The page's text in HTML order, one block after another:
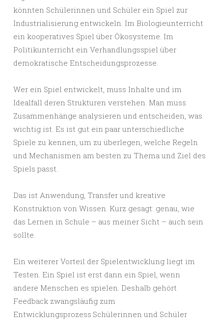
könnten Schülerinnen und Schüler ein Spiel zur
Industrialisierung entwickeln. Im Biologieunterricht
ein kooperatives Spiel über Ökosysteme. Im
Politikunterricht ein Verhandlungsspiel über
demokratische Entscheidungsprozesse.
Wer ein Spiel entwickelt, muss Inhalte und im
Idealfall deren Strukturen verstehen. Man muss
Zusammenhänge analysieren und entscheiden, was
wichtig ist. Es ist gut ein paar unterschiedliche
Spiele zu kennen, um zu überlegen, welche Regeln
und Mechanismen am besten zu Thema und Ziel des
Spiels passt.
Das ist Anwendung, Transfer und kreative
Konstruktion von Wissen. Kurz gesagt: genau, wie
das Lernen in Schule – aus meiner Sicht – auch sein
sollte.
Ein weiterer Vorteil der Spielentwicklung liegt im
Testen. Ein Spiel ist erst dann ein Spiel, wenn
andere Menschen es spielen. Deshalb gehört
Feedback zwangsläufig zum
Entwicklungsprozess.Schülerinnen und Schüler